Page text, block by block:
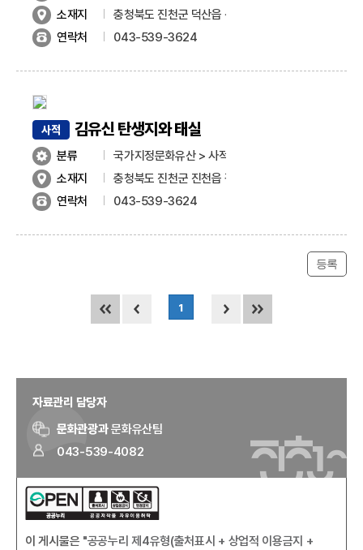
소재지
충청북도 진천군 덕산읍 산수리 196-7 및 이월면 삼
연락처
043-539-3624
사적 김유신 탄생지와 태실
분류
국가지정문화유산 > 사적
소재지
충청북도 진천군 진천읍 김유신길 170-4(상계리 56)
연락처
043-539-3624
등록
1
자료관리 담당자
문화관광과 문화유산팀
043-539-4082
이 게시물은 "공공누리 제4유형(출처표시 + 상업적 이용금지 +